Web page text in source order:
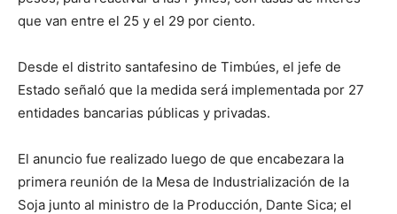
que van entre el 25 y el 29 por ciento.
Desde el distrito santafesino de Timbúes, el jefe de
Estado señaló que la medida será implementada por 27
entidades bancarias públicas y privadas.
El anuncio fue realizado luego de que encabezara la
primera reunión de la Mesa de Industrialización de la
Soja junto al ministro de la Producción, Dante Sica; el